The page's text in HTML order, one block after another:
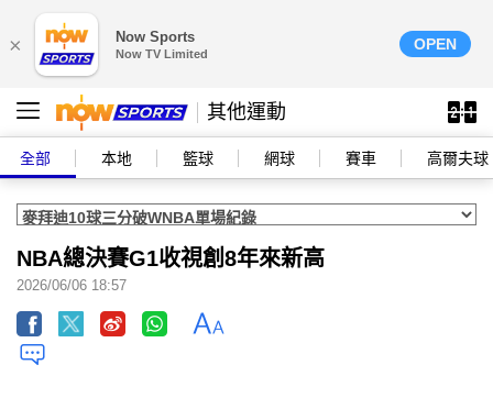
× Now Sports
Now TV Limited
OPEN
其他運動
全部 本地 籃球 網球 賽車 高爾夫球
NBA總決賽G1收視創8年來新高
2026/06/06 18:57